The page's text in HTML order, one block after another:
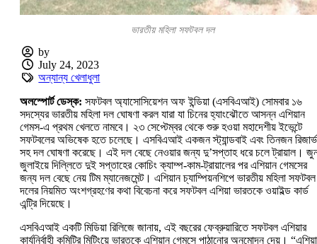
ভারতীয় মহিলা সফটবল দল
by
July 24, 2023
অন্যান্য খেলাধুলা
অলস্পোর্ট ডেস্ক: সফটবল অ্যাসোসিয়েশন অফ ইন্ডিয়া (এসবিএআই) সোমবার ১৬
সদস্যের ভারতীয় মহিলা দল ঘোষণা করল যারা যা চিনের হ্যাংঝৌতে আসন্ন এশিয়ান
গেমস-এ প্রথম খেলতে নামবে। ২৩ সেপ্টেম্বর থেকে শুরু হওয়া মহাদেশীয় ইভেন্টে
সফটবলের অভিষেক হতে চলেছে। এসবিএআই একজন স্ট্যান্ডবাই এবং তিনজন
সহ দল ঘোষণা করেছে। এই দল বেছে নেওয়ার জন্য দু’সপ্তাহ ধরে চলে ট্রায়াল।
জুলাইয়ে দিল্লিতে দুই সপ্তাহের কোচিং ক্যাম্প-কাম-ট্রায়ালের পর এশিয়ান গেমসের
জন্য দল বেছে নেয় টিম ম্যানেজমেন্ট। এশিয়ান চ্যাম্পিয়নশিপে ভারতীয় মহিলা সফটবল
দলের নিয়মিত অংশগ্রহণের কথা বিবেচনা করে সফটবল এশিয়া ভারতকে ওয়াইল্ড কার্ড
এন্ট্রি দিয়েছে।
এসবিএআই একটি মিডিয়া রিলিজে জানায়, এই বছরের ফেব্রুয়ারিতে সফটবল এশিয়ার
কার্যনির্বাহী কমিটির মিটিংয়ে ভারতকে এশিয়ান গেমসে পাঠানোর অনুমোদন দেয়।